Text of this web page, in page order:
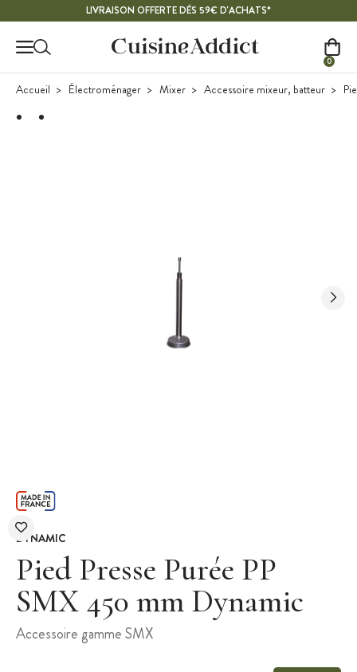
LIVRAISON OFFERTE DÈS 59€ D'ACHATS*
0
Accueil Électroménager Mixer Accessoire mixeur, batteur
DYNAMIC
Pied Presse Purée PP
SMX 450 mm Dynamic
Accessoire gamme SMX